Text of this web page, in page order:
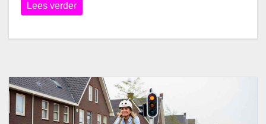
Lees verder